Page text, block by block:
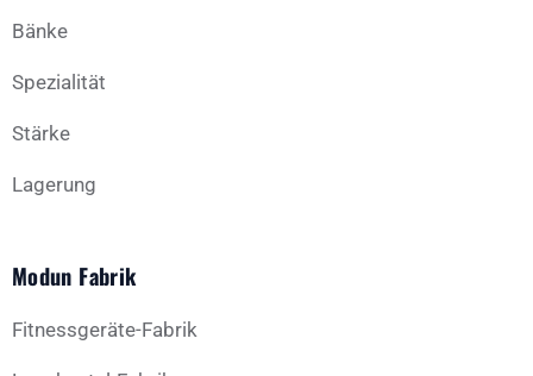
Bänke
Spezialität
Stärke
Lagerung
Modun Fabrik
Fitnessgeräte-Fabrik